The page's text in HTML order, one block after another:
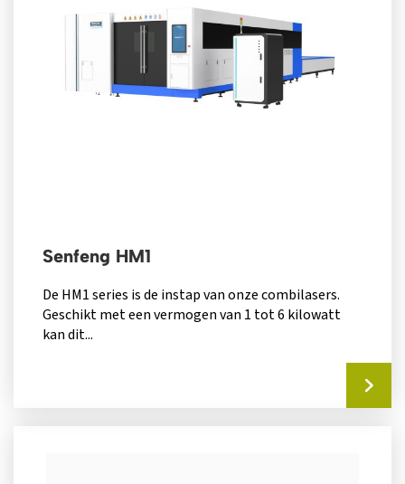
Senfeng HM1
De HM1 series is de instap van onze combilasers.
Geschikt met een vermogen van 1 tot 6 kilowatt
kan dit...